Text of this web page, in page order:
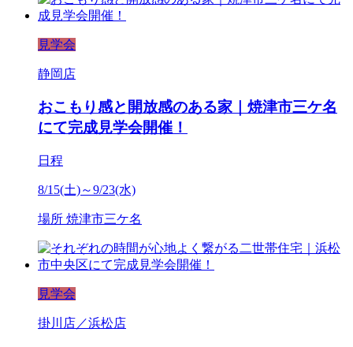
見学会
静岡店
おこもり感と開放感のある家｜焼津市三ケ名
にて完成見学会開催！
日程
8/15(土)～9/23(水)
場所 焼津市三ケ名
見学会
掛川店／浜松店